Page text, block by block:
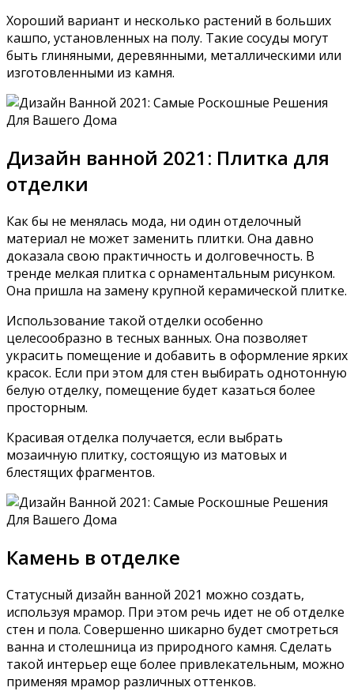
Хороший вариант и несколько растений в больших
кашпо, установленных на полу. Такие сосуды могут
быть глиняными, деревянными, металлическими или
изготовленными из камня.
Дизайн ванной 2021: Плитка для
отделки
Как бы не менялась мода, ни один отделочный
материал не может заменить плитки. Она давно
доказала свою практичность и долговечность. В
тренде мелкая плитка с орнаментальным рисунком.
Она пришла на замену крупной керамической плитке.
Использование такой отделки особенно
целесообразно в тесных ванных. Она позволяет
украсить помещение и добавить в оформление ярких
красок. Если при этом для стен выбирать однотонную
белую отделку, помещение будет казаться более
просторным.
Красивая отделка получается, если выбрать
мозаичную плитку, состоящую из матовых и
блестящих фрагментов.
Камень в отделке
Статусный дизайн ванной 2021 можно создать,
используя мрамор. При этом речь идет не об отделке
стен и пола. Совершенно шикарно будет смотреться
ванна и столешница из природного камня. Сделать
такой интерьер еще более привлекательным, можно
применяя мрамор различных оттенков.